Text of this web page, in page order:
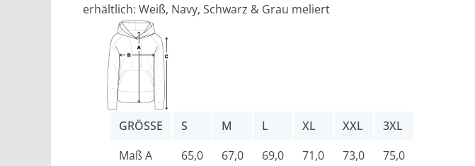
erhältlich: Weiß, Navy, Schwarz & Grau meliert
GRÖSSE S M L XL XXL
3XL
Maß A
65,0 67,0 69,0 71,0 73,0 75,0